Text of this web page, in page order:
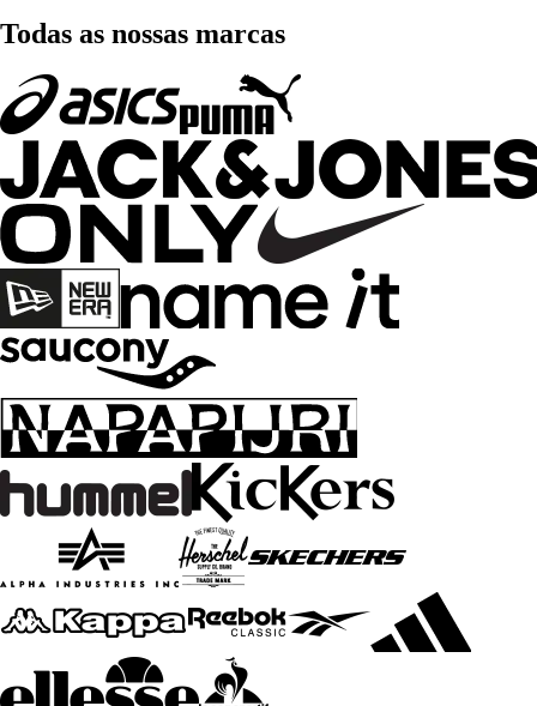
Todas as nossas marcas